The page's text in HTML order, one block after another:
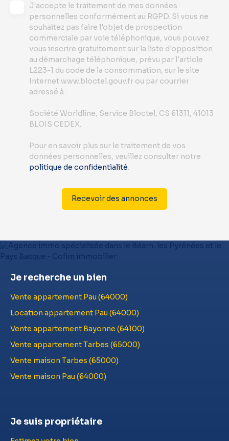
J'accepte le traitement de mes données
personnelles conformément au RGPD. Si vous ne
souhaitez pas faire l'objet de prospection
commerciale par voie téléphonique, vous pouvez
vous inscrire gratuitement sur la liste d'opposition
au démarchage téléphonique, prévu par l'article
L223-1 du code de la consommation, sur le site
Internet www.bloctel.gouv.fr ou par courrier
adressé à :
Société Worldline, Service Bloctel, CS 61311, 41013
BLOIS CEDEX.
Pour en savoir plus sur le traitement de vos
données personnelles, veuillez consulter notre
politique de confidentialité
Recevoir des annonces
Je recherche un bien
Vente appartement Pau (64000)
Location appartement Pau (64000)
Vente appartement Bayonne (64100)
Vente appartement Tarbes (65000)
Vente maison Tarbes (65000)
Vente maison Pau (64000)
Je suis propriétaire